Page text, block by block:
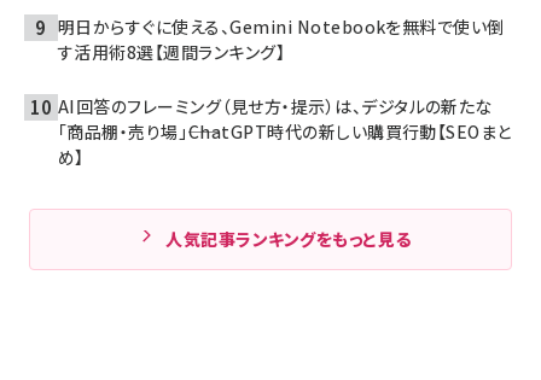
明日からすぐに使える、Gemini Notebookを無料で使い倒
す活用術8選【週間ランキング】
AI回答のフレーミング（見せ方・提示）は、デジタルの新たな
「商品棚・売り場」――ChatGPT時代の新しい購買行動【SEOまと
め】
人気記事ランキングをもっと見る